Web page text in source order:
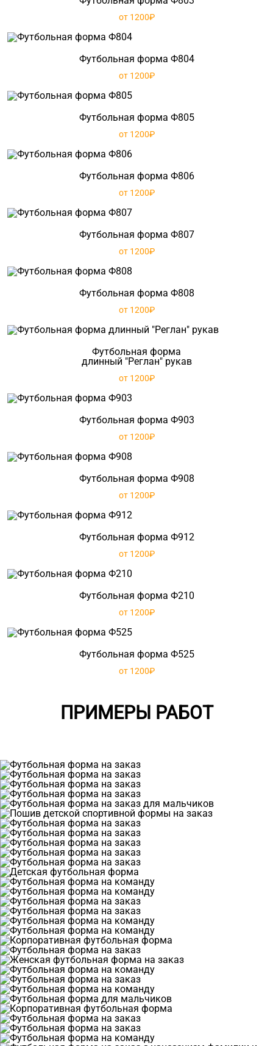
от 1200₽
Футбольная форма Ф804
от 1200₽
Футбольная форма Ф805
от 1200₽
Футбольная форма Ф806
от 1200₽
Футбольная форма Ф807
от 1200₽
Футбольная форма Ф808
от 1200₽
Футбольная форма
длинный "Реглан" рукав
от 1200₽
Футбольная форма Ф903
от 1200₽
Футбольная форма Ф908
от 1200₽
Футбольная форма Ф912
от 1200₽
Футбольная форма Ф210
от 1200₽
Футбольная форма Ф525
от 1200₽
ПРИМЕРЫ РАБОТ